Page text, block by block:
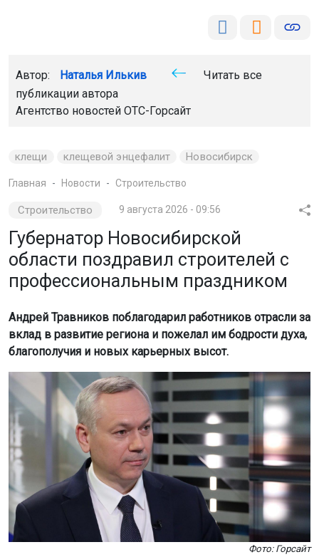
Автор: Наталья Илькив
Читать все
публикации автора
Агентство новостей ОТС-Горсайт
клещи клещевой энцефалит Новосибирск
Главная Новости Строительство
Строительство 9 августа 2026 - 09:56
Губернатор Новосибирской
области поздравил строителей с
профессиональным праздником
Андрей Травников поблагодарил работников отрасли за
вклад в развитие региона и пожелал им бодрости духа,
благополучия и новых карьерных высот.
Фото: Горсайт